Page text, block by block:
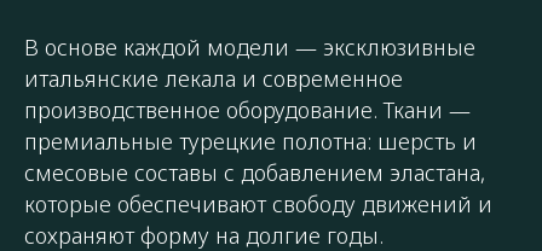
В основе каждой модели — эксклюзивные
итальянские лекала и современное
производственное оборудование. Ткани —
премиальные турецкие полотна: шерсть и
смесовые составы с добавлением эластана,
которые обеспечивают свободу движений и
сохраняют форму на долгие годы.